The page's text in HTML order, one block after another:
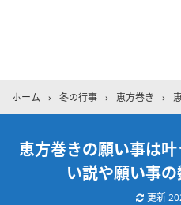
ホーム › 冬の行事 › 恵方巻き ›
恵方巻きの願い事は
い説や願い事の
更新